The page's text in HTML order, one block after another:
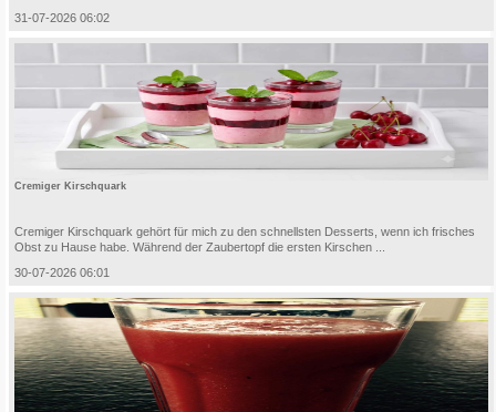
31-07-2026 06:02
Cremiger Kirschquark
Cremiger Kirschquark gehört für mich zu den schnellsten Desserts, wenn ich frisches
Obst zu Hause habe. Während der Zaubertopf die ersten Kirschen ...
30-07-2026 06:01